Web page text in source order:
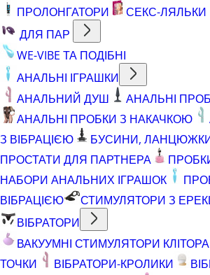
ПРОЛОНГАТОРИ
СЕКС-ЛЯЛЬКИ
ДЛЯ ПАР
WE-VIBE ТА ПОДІБНІ
АНАЛЬНІ ІГРАШКИ
АНАЛЬНИЙ ДУШ
АНАЛЬНІ
АНАЛЬНІ ПРОБКИ З НАКАЧКОЮ
З ВІБРАЦІЄЮ
БУСИНИ,
ПРОСТАТИ ДЛЯ ПАРТНЕРА
НАБОРИ АНАЛЬНИХ ІГРАШОК
ВІБРАЦІЄЮ
СТИМУЛЯТОРИ З
ВІБРАТОРИ
ВАКУУМНІ СТИМУЛЯТОРИ КЛІТОРА
ТОЧКИ
ВІБРАТОРИ-КРОЛИКИ